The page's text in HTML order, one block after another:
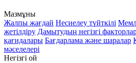
Мазмұны
Жалпы жағдай Несиелеу түйткілі
жетілдіру Дамытудың негізгі
қағидалары Бағдарлама және шаралар
мәселелері
Негізгі ой